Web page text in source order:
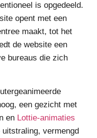
is opgedeeld.
opent met een
maakt, tot het
de website een
bureaus die zich
een gezicht met
en Lottie-animaties
vermengd